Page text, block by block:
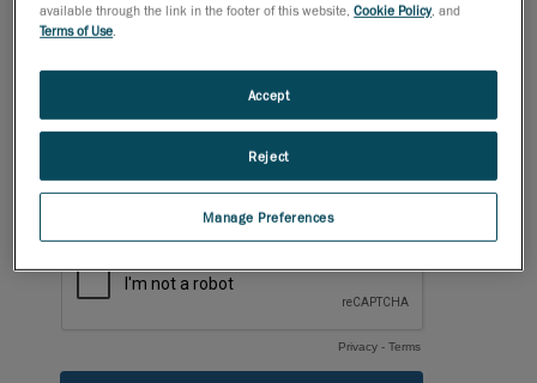
available through the link in the footer of this website,Cookie Policy, and
Terms of Use.
Manage Preferences
Reject
Accept